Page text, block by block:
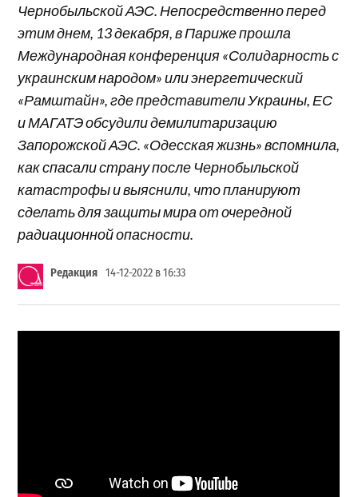
Чернобыльской АЭС. Непосредственно перед
этим днем, 13 декабря, в Париже прошла
Международная конференция «Солидарность с
украинским народом» или энергетический
«Рамштайн», где представители Украины, ЕС
и МАГАТЭ обсудили демилитаризацию
Запорожской АЭС. «Одесская жизнь» вспомнила,
как спасали страну после Чернобыльской
катастрофы и выяснили, что планируют
сделать для защиты мира от очередной
радиационной опасности.
Редакция 14-12-2022 в 16:33